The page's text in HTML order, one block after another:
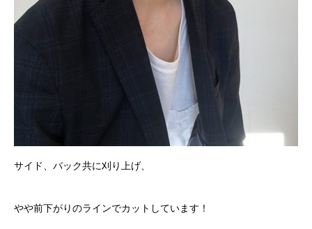
サイド、バック共に刈り上げ、
やや前下がりのラインでカットしています！